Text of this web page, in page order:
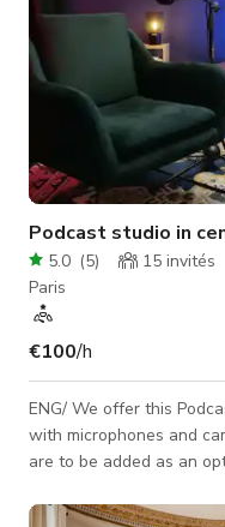
Podcast studio in
5.0 (5) 15 invités
Paris
€100/h
ENG/ We offer this Podcast studio in our venue, fully equipped
with microphones and
are to be added as an option). A perfect spot to
to face, two to four